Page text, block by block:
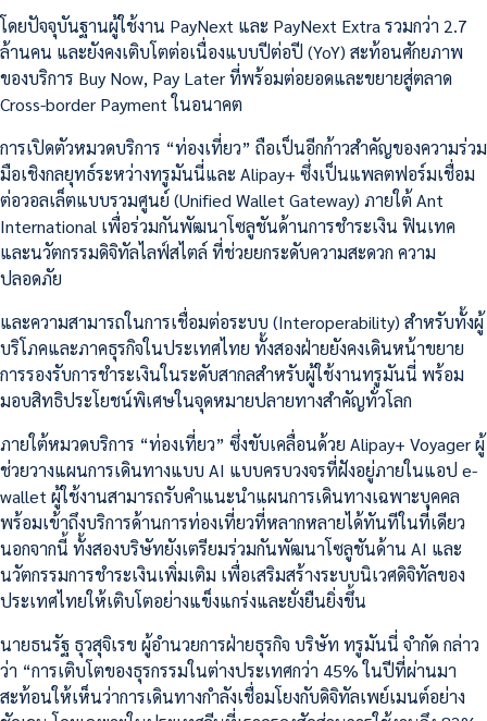
โดยปัจจุบันฐานผู้ใช้งาน PayNext และ PayNext Extra รวมกว่า 2.7
ล้านคน และยังคงเติบโตต่อเนื่องแบบปีต่อปี (YoY) สะท้อนศักยภาพ
ของบริการ Buy Now, Pay Later ที่พร้อมต่อยอดและขยายสู่ตลาด
Cross-border Payment ในอนาคต
การเปิดตัวหมวดบริการ “ท่องเที่ยว” ถือเป็นอีกก้าวสำคัญของความร่วม
มือเชิงกลยุทธ์ระหว่างทรูมันนี่และ Alipay+ ซึ่งเป็นแพลตฟอร์มเชื่อม
ต่อวอลเล็ตแบบรวมศูนย์ (Unified Wallet Gateway) ภายใต้ Ant
International เพื่อร่วมกันพัฒนาโซลูชันด้านการชำระเงิน ฟินเทค
และนวัตกรรมดิจิทัลไลฟ์สไตล์ ที่ช่วยยกระดับความสะดวก ความ
ปลอดภัย
และความสามารถในการเชื่อมต่อระบบ (Interoperability) สำหรับทั้งผู้
บริโภคและภาคธุรกิจในประเทศไทย ทั้งสองฝ่ายยังคงเดินหน้าขยาย
การรองรับการชำระเงินในระดับสากลสำหรับผู้ใช้งานทรูมันนี่ พร้อม
มอบสิทธิประโยชน์พิเศษในจุดหมายปลายทางสำคัญทั่วโลก
ภายใต้หมวดบริการ “ท่องเที่ยว” ซึ่งขับเคลื่อนด้วย Alipay+ Voyager ผู้
ช่วยวางแผนการเดินทางแบบ AI แบบครบวงจรที่ฝังอยู่ภายในแอป e-
wallet ผู้ใช้งานสามารถรับคำแนะนำแผนการเดินทางเฉพาะบุคคล
พร้อมเข้าถึงบริการด้านการท่องเที่ยวที่หลากหลายได้ทันทีในที่เดียว
นอกจากนี้ ทั้งสองบริษัทยังเตรียมร่วมกันพัฒนาโซลูชันด้าน AI และ
นวัตกรรมการชำระเงินเพิ่มเติม เพื่อเสริมสร้างระบบนิเวศดิจิทัลของ
ประเทศไทยให้เติบโตอย่างแข็งแกร่งและยั่งยืนยิ่งขึ้น
นายธนรัฐ ธุวสุจิเรข ผู้อำนวยการฝ่ายธุรกิจ บริษัท ทรูมันนี่ จำกัด กล่าว
ว่า “การเติบโตของธุรกรรมในต่างประเทศกว่า 45% ในปีที่ผ่านมา
สะท้อนให้เห็นว่าการเดินทางกำลังเชื่อมโยงกับดิจิทัลเพย์เมนต์อย่าง